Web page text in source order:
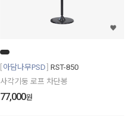
아담나무PSD RST-850
사각기둥 로프 차단봉
77,000원